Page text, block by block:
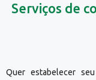
Serviços de
Quer estabelecer